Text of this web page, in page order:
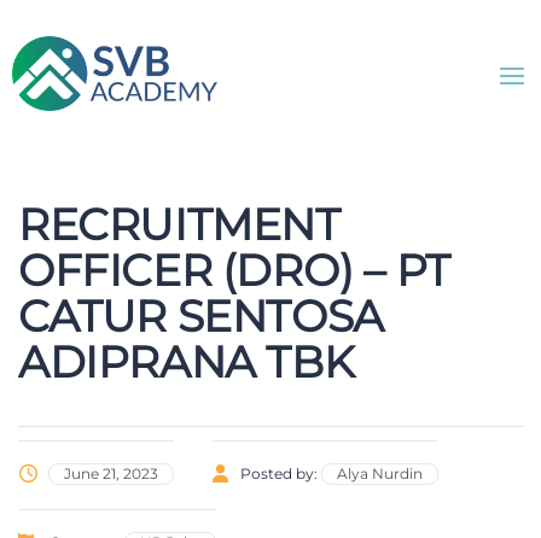
RECRUITMENT
OFFICER (DRO) – PT
CATUR SENTOSA
ADIPRANA TBK
June 21, 2023 Posted by: Alya Nurdin